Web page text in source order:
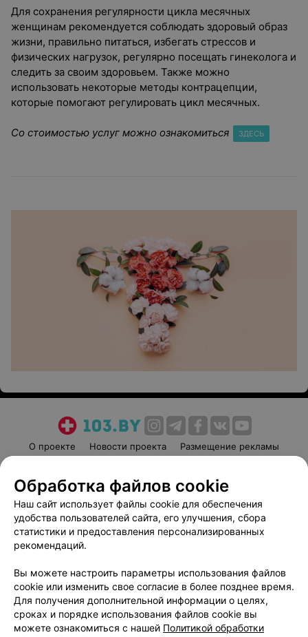
Для сохранения регулярности цикла месячных
женщинам рекомендуется соблюдать здоровый образ
жизни, правильно питаться, избегать стрессов и
физических нагрузок, регулярно посещать гинеколога и
следить за своим здоровьем. Также можно
использовать некоторые методы контрацепции,
которые помогают регулировать цикл месячных.
Со стоимостью услуг можно ознакомиться ЗДЕСЬ
О проекте Новости проекта
Размещение рекламы
Пользовательское соглашение
Способы оплаты
Вакансии
Партнеры
Написать руководителю 103.by
Обработка персональных данных
Обработка файлов cookie
Наш сайт использует файлы cookie для обеспечения
удобства пользователей сайта, его улучшения, сбора
статистики и предоставления персонализированных
рекомендаций.
Вы можете настроить параметры использования файлов
cookie или изменить свое согласие в более позднее время.
Для получения дополнительной информации о целях,
сроках и порядке использования файлов cookie вы
можете ознакомиться с нашей Политикой обработки